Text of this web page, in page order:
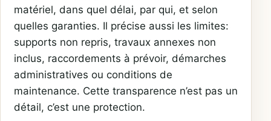
matériel, dans quel délai, par qui, et selon
quelles garanties. Il précise aussi les limites:
supports non repris, travaux annexes non
inclus, raccordements à prévoir, démarches
administratives ou conditions de
maintenance. Cette transparence n’est pas un
détail, c’est une protection.